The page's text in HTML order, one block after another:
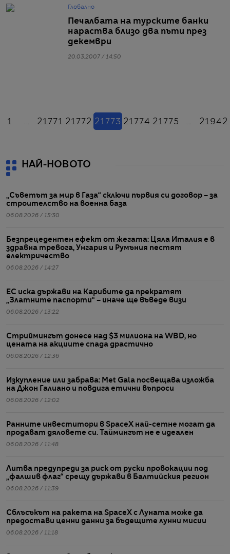
Глобално
Печалбата на турските банки
нараства близо два пъти през
декември
20.03.2007 / 14:50
1 ... 21771 21772 21773 (настоящ)
21774 21775 ... 21942
НАЙ-НОВОТО
„Съветът за мир в Газа“ сключи първия си договор – за
строителство на военна база
06.08.2026 / 15:30
Безпрецедентен ефект от жегата: Цяла Италия е в
здравна тревога, Унгария и Румъния пестят
електричество
06.08.2026 / 14:27
ЕС иска държави на Карибите да прекратят
„Златните паспорти“ – иначе ще въведе визи
06.08.2026 / 13:22
Стриймингът донесе над $3 милиона на WBD, но
цената на акциите спада драстично
06.08.2026 / 12:36
Изкупление или забрава: Met Gala посвещава изложба
на Джон Галиано и повдига етични въпроси
06.08.2026 / 12:02
Ранните инвеститори в SpaceX най-сетне могат да
продават дяловете си. Таймингът не е идеален
06.08.2026 / 11:48
Литва предупреди за риск от руски провокации под
„фалшив флаг“ срещу държави в Балтийския регион
06.08.2026 / 11:39
Сблъсъкът на ракета на SpaceX с Луната може да
предостави ценни данни за бъдещите лунни мисии
06.08.2026 / 11:18